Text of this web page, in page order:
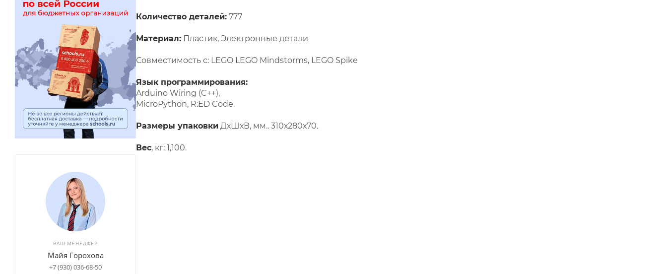
Количество деталей: 777
Материал: Пластик, Электронные детали
Совместимость с: LEGO LEGO Mindstorms, LEGO Spike
Язык программирования:
Arduino Wiring (C++),
MicroPython, R:ED Code.
Размеры упаковки ДхШхВ, мм.. 310х280х70.
Вес, кг: 1,100.
ВАШ МЕНЕДЖЕР
Майя Горохова
+7 (930) 036-68-50